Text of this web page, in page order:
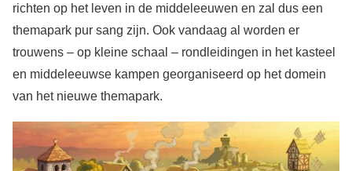
richten op het leven in de middeleeuwen en zal dus een
themapark pur sang zijn. Ook vandaag al worden er
trouwens – op kleine schaal – rondleidingen in het kasteel
en middeleeuwse kampen georganiseerd op het domein
van het nieuwe themapark.